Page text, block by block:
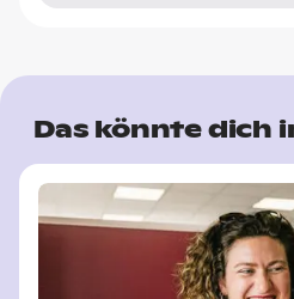
Das könnte dich